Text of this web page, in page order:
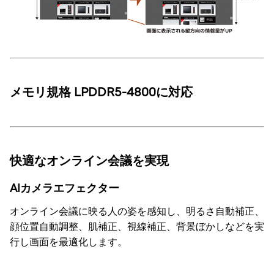
メモリ規格 LPDDR5-4800に対応
快適なオンライン会議を実現
AIカメラエフェクター
オンライン会議に映る人の姿を感知し、明るさ自動補正、
顔位置自動調整、肌補正、視線補正、背景ぼかしなどを実
行し画面を最適化します。